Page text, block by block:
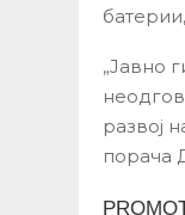
„Јавно
развој
порача